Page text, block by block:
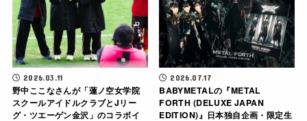
2026.03.11
野中ここなさんが「蓮ノ空女学院
スクールアイドルクラブとJリー
グ・ツエーゲン金沢」のコラボイ
2026.07.17
BABYMETALの『METAL
FORTH (DELUXE JAPAN
EDITION)』日本独自企画・限定生